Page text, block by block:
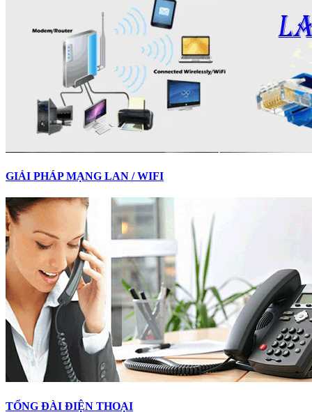
GIẢI PHÁP MẠNG LAN / WIFI
TỔNG ĐÀI ĐIỆN THOẠI